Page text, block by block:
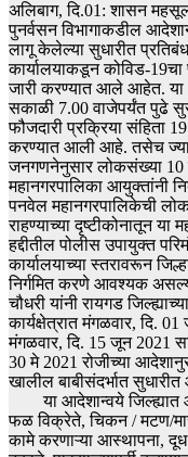
अलिबाग, दि.01: शासन
पुनर्वसन विभागाकडील
लागू केलेल्या सुधारीत
कार्यालयाकडून कोविड-19चा
जारी करण्यात आले आहेत. या
सकाळी 7.00 वाजेपर्यंत पुढे
फौजदारी प्रक्रिया संहिता
करण्यात आली आहे. तसेच ज्या
जनगणनेनुसार लोकसंख्या 10
महानगरपालिका आयुक्तांनी
पनवेल महानगरपालिकेची
राहण्याच्या दृष्टीकोनातून या
हद्दीतील पोलीस उपायुक्त
कार्यालयाच्या स्तरावरून
निर्गमित करणे आवश्यक
चौधरी यांनी रायगड
कार्यक्षेत्रात मंगळवार, दि.
मंगळवार, दि. 15 जून 2021
30 मे 2021 रोजीच्या
खालील बाबीसंदर्भात
या आदेशान्वये जिल्ह्यात
फळ विक्रेते, चिकन / मटण/
कामे करणाऱ्या आस्थापना,